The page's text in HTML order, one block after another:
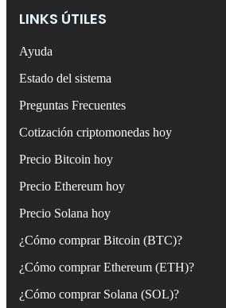
LINKS ÚTILES
Ayuda
Estado del sistema
Preguntas Frecuentes
Cotización criptomonedas hoy
Precio Bitcoin hoy
Precio Ethereum hoy
Precio Solana hoy
¿Cómo comprar Bitcoin (BTC)?
¿Cómo comprar Ethereum (ETH)?
¿Cómo comprar Solana (SOL)?